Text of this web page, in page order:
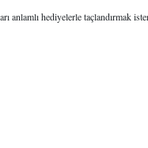
anlamlı hediyelerle taçlandırmak